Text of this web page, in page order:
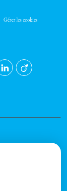
Gérer les cookies
depuis votre PC, votre
automatiquement aux